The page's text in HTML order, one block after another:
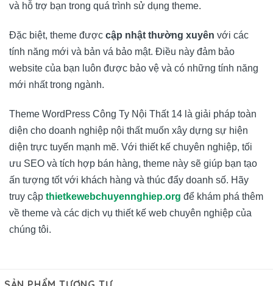
và hỗ trợ bạn trong quá trình sử dụng theme.
Đặc biệt, theme được cập nhật thường xuyên với các
tính năng mới và bản vá bảo mật. Điều này đảm bảo
website của bạn luôn được bảo vệ và có những tính năng
mới nhất trong ngành.
Theme WordPress Công Ty Nội Thất 14 là giải pháp toàn
diện cho doanh nghiệp nội thất muốn xây dựng sự hiện
diện trực tuyến mạnh mẽ. Với thiết kế chuyên nghiệp, tối
ưu SEO và tích hợp bán hàng, theme này sẽ giúp bạn tạo
ấn tượng tốt với khách hàng và thúc đẩy doanh số. Hãy
truy cập thietkewebchuyennghiep.org để khám phá thêm
về theme và các dịch vụ thiết kế web chuyên nghiệp của
chúng tôi.